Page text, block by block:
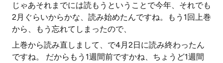
じゃあそれまでには読もうということで今年、それでも
2月ぐらいからかな、読み始めたんですね。もう1回上巻
から、もう忘れてしまったので、
上巻から読み直しまして、で4月2日に読み終わったん
ですね。 だからもう1週間前ですかね、ちょうど1週間